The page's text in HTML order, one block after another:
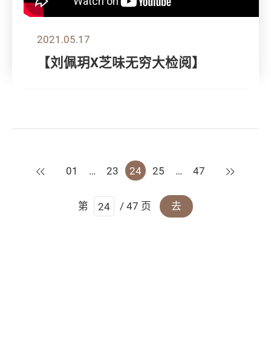
2021.05.17
【刘佩玥X芝味无穷大检阅】
上一页
01 … 23 24 25 … 47 下一页
第 / 47 页 去